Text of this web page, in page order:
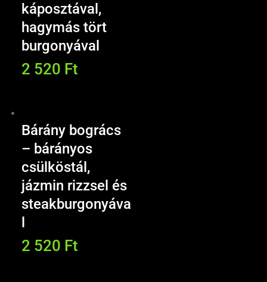
káposztával,
hagymás tört
burgonyával
2 520 Ft
Bárány bogrács
– bárányos
csülköstál,
jázmin rizzsel és
steakburgonyáva
2 520 Ft